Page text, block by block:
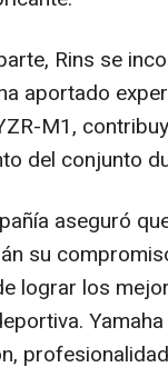
Rins se
aportado
M1,
del conjunto
aseguró
su
lograr los